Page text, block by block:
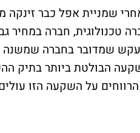
שמניית אפל כבר זינקה
חברה במחיר
שמדובר בחברה שמשנה
הבולטת ביותר בתיק